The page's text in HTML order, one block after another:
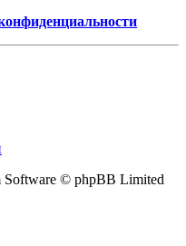
Software © phpBB Limited